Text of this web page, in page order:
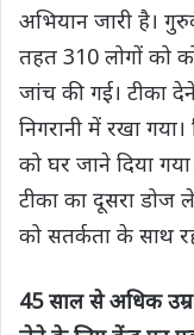
अभियान जारी है।
तहत 310 लोगों को
जांच की गई। टीका
निगरानी में रखा
को घर जाने दिया
टीका का दूसरा डोज
को सतर्कता के साथ
45 साल से अधिक